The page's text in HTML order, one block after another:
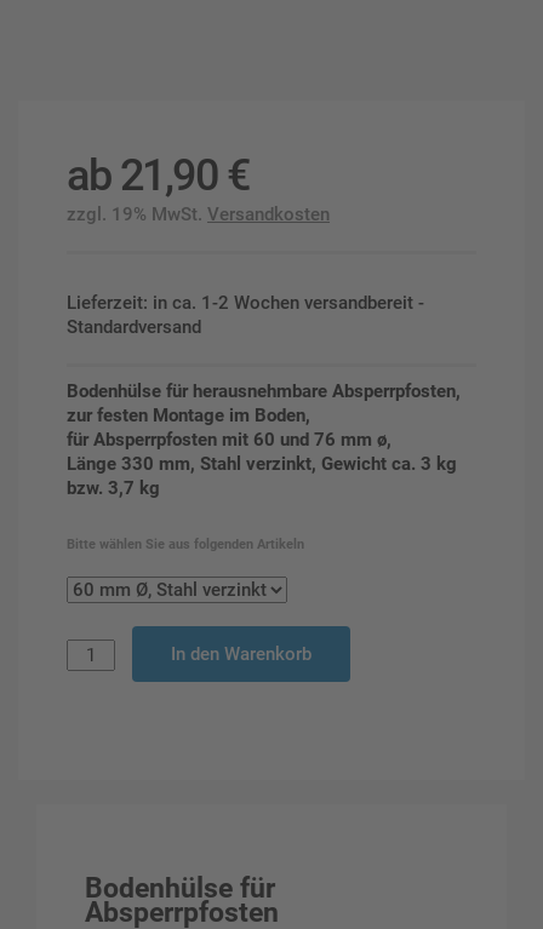
ab21,90 €
zzgl. 19% MwSt. Versandkosten
Lieferzeit: in ca. 1-2 Wochen versandbereit -
Standardversand
Bodenhülse für herausnehmbare Absperrpfosten,
zur festen Montage im Boden,
für Absperrpfosten mit 60 und 76 mm ø,
Länge 330 mm, Stahl verzinkt, Gewicht ca. 3 kg
bzw. 3,7 kg
Bitte wählen Sie aus folgenden Artikeln
In den Warenkorb
Bodenhülse für
Absperrpfosten